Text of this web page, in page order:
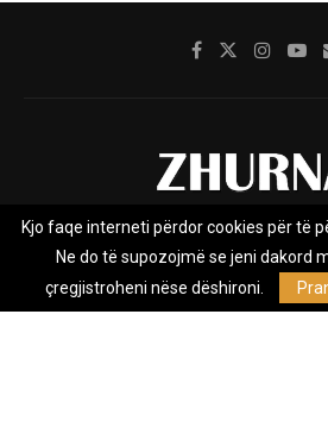
Rreth nesh Impresumi
Privacy Policy
Zhurnal.mk është Agjenci e Lajmeve e
Kjo faqe interneti përdor cookies për të
Ne do të supozojmë se jeni dakord
çregjistroheni nëse dëshironi.